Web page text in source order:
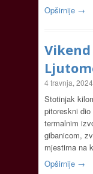
Opširnije →
4 travnja, 2024
Stotinjak
pitoreskni
termalnim
gibanicom,
mjestima na
Opširnije →